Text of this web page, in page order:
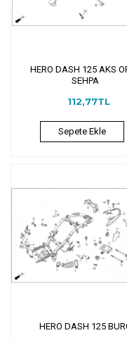
HERO DASH 125 AKS
SEHPA
112,77TL
Sepete Ekle
HERO DASH 125